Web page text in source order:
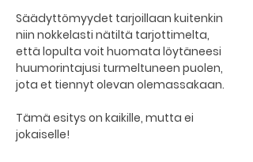
Säädyttömyydet tarjoillaan kuitenkin
niin nokkelasti nätiltä tarjottimelta,
että lopulta voit huomata löytäneesi
huumorintajusi turmeltuneen puolen,
jota et tiennyt olevan olemassakaan.
Tämä esitys on kaikille, mutta ei
jokaiselle!